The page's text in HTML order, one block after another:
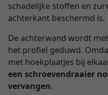
schadelijke stoffen en
achterkant beschermd is.
De achterwand wordt
het profiel geduwd.
met hoekplaatjes bij
een schroevendraaier
vervangen.